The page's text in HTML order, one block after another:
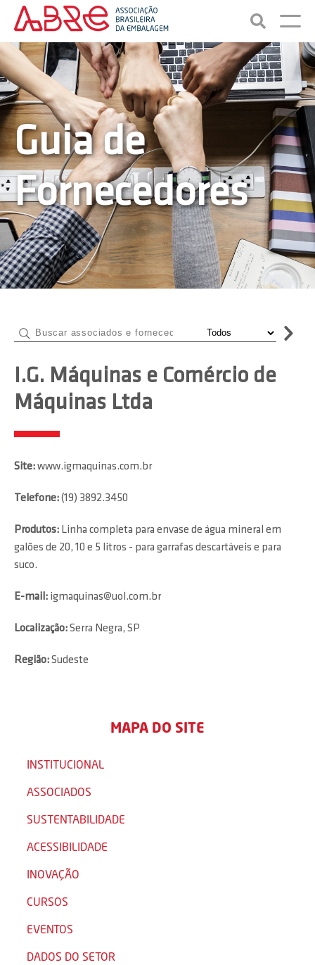
Guia de
Fornecedores
I.G. Máquinas e Comércio de
Máquinas Ltda
Site:www.igmaquinas.com.br
Telefone:(19) 3892.3450
Produtos: Linha completa para envase de água mineral em
galões de 20, 10 e 5 litros - para garrafas descartáveis e para
suco.
E-mail: igmaquinas@uol.com.br
Localização:Serra Negra, SP
Região:Sudeste
MAPA DO SITE
INSTITUCIONAL
ASSOCIADOS
SUSTENTABILIDADE
ACESSIBILIDADE
INOVAÇÃO
CURSOS
EVENTOS
DADOS DO SETOR